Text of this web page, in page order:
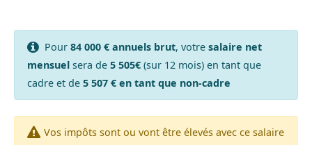
Pour 84 000 € annuels brut, votre salaire net
mensuelsera de 5 505€(sur 12 mois) en tant que
cadre et de 5 507 € en tant que non-cadre
Vos impôts sont ou vont être élevés avec ce salaire